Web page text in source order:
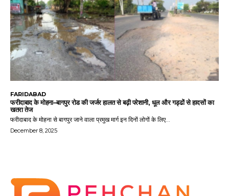
FARIDABAD
फरीदाबाद के मोहना–बागपुर रोड की जर्जर हालत से बढ़ी परेशानी, धूल और गड्ढों से हादसों का
खतरा तेज
फरीदाबाद के मोहना से बागपुर जाने वाला प्रमुख मार्ग इन दिनों लोगों के लिए...
December 8, 2025